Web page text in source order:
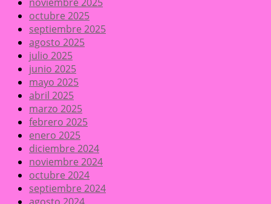
noviembre 2025
octubre 2025
septiembre 2025
agosto 2025
julio 2025
junio 2025
mayo 2025
abril 2025
marzo 2025
febrero 2025
enero 2025
diciembre 2024
noviembre 2024
octubre 2024
septiembre 2024